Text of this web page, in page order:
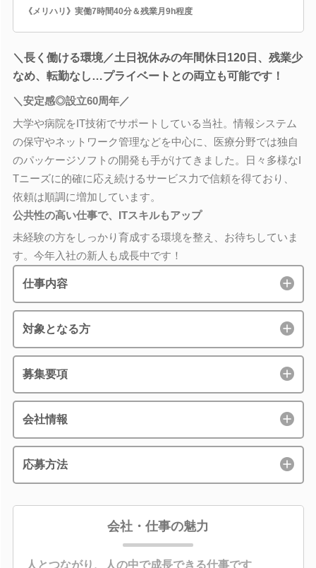
《メリハリ》実働7時間40分＆残業月9h程度
＼長く働ける環境／土日祝休みの年間休日120日、残業少
なめ、転勤なし…プライベートとの両立も可能です！
＼安定感◎設立60周年／
大学や病院をIT技術でサポートしている当社。情報システム
の保守やネットワーク管理などを中心に、医療分野では独自
のパッケージソフトの開発も手がけてきました。日々多様なI
Tニーズに的確に応え続けるサービス力で信頼を得ており、
依頼は順調に増加しています。
公共性の高い仕事で、ITスキルもアップ
未経験の方をしっかり育成する環境を整え、お待ちしていま
す。今年入社の新人も成長中です！
仕事内容
対象となる方
募集要項
会社情報
応募方法
会社・仕事の魅力
人とつながり、人の中で成長できる仕事です